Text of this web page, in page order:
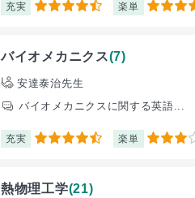
充実 4.5 楽単 4.5
バイオメカニクス(7)
安達泰治先生
バイオメカニクスに関する英語...
充実 4.5 楽単 3
熱物理工学(21)